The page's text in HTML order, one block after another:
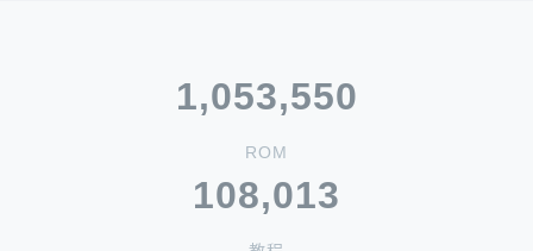
1,053,550
ROM
108,013